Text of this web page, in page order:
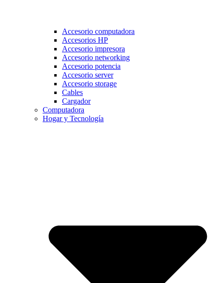
Accesorio computadora
Accesorios HP
Accesorio impresora
Accesorio networking
Accesorio potencia
Accesorio server
Accesorio storage
Cables
Cargador
Computadora
Hogar y Tecnología